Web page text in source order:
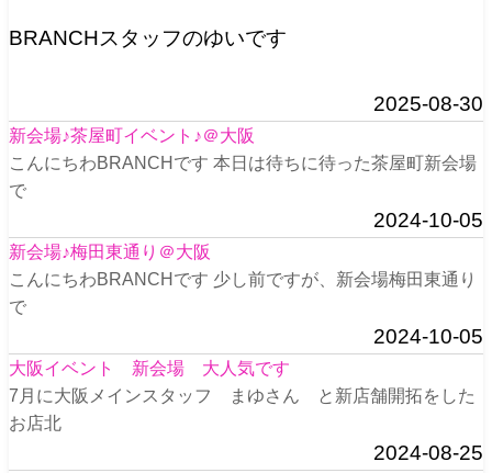
BRANCHスタッフのゆいです
2025-08-30
新会場♪茶屋町イベント♪＠大阪
こんにちわBRANCHです 本日は待ちに待った茶屋町新会場
で
2024-10-05
新会場♪梅田東通り＠大阪
こんにちわBRANCHです 少し前ですが、新会場梅田東通り
で
2024-10-05
大阪イベント 新会場 大人気です
7月に大阪メインスタッフ まゆさん と新店舗開拓をした
お店北
2024-08-25